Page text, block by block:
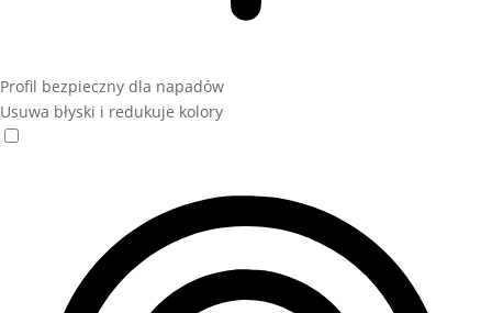
Profil bezpieczny dla napadów
Usuwa błyski i redukuje kolory